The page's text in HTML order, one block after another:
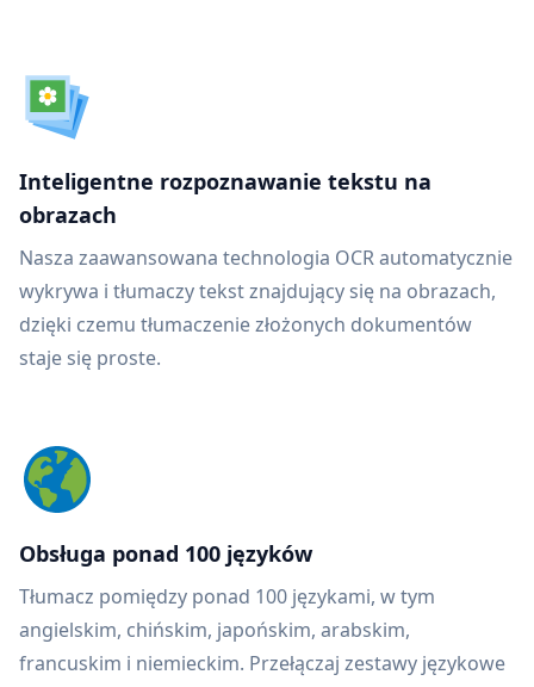
Inteligentne rozpoznawanie tekstu na
obrazach
Nasza zaawansowana technologia OCR automatycznie
wykrywa i tłumaczy tekst znajdujący się na obrazach,
dzięki czemu tłumaczenie złożonych dokumentów
staje się proste.
Obsługa ponad 100 języków
Tłumacz pomiędzy ponad 100 językami, w tym
angielskim, chińskim, japońskim, arabskim,
francuskim i niemieckim. Przełączaj zestawy językowe